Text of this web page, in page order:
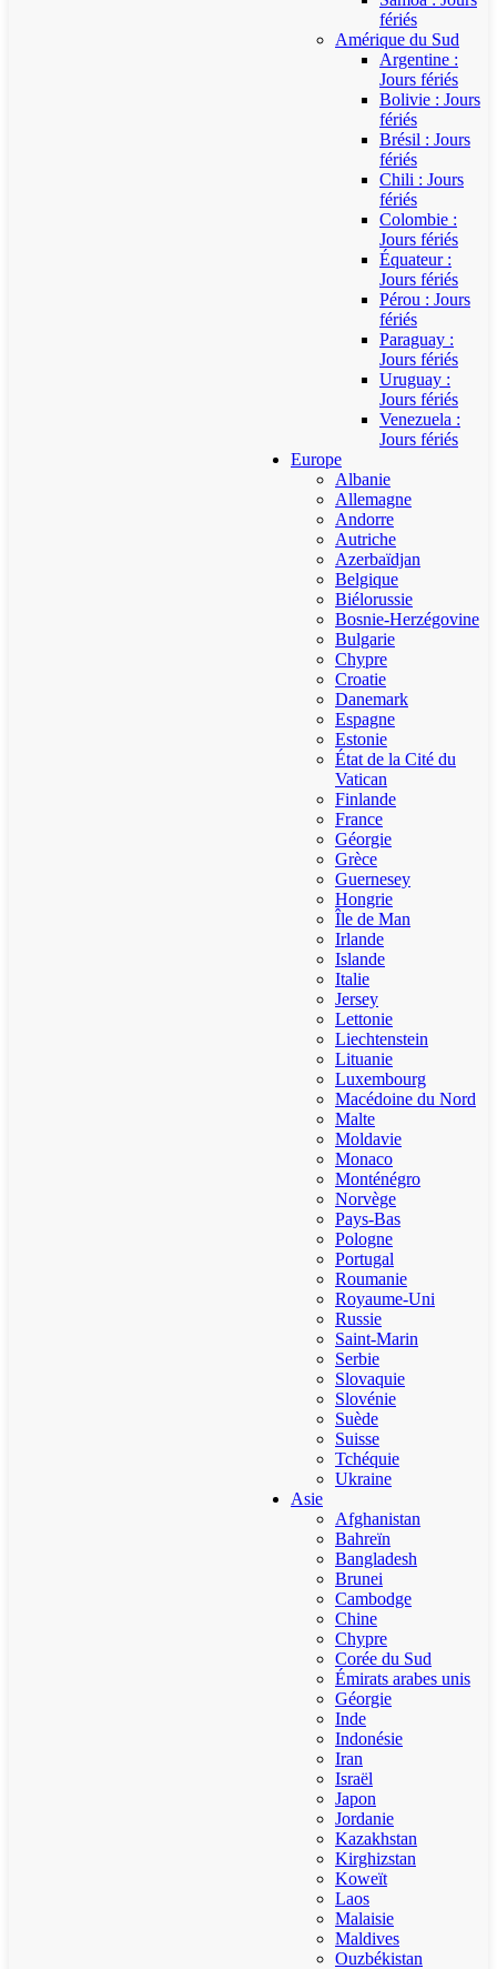
fériés
Amérique du Sud
Argentine :
Jours fériés
Bolivie : Jours
fériés
Brésil : Jours
fériés
Chili : Jours
fériés
Colombie :
Jours fériés
Équateur :
Jours fériés
Pérou : Jours
fériés
Paraguay :
Jours fériés
Uruguay :
Jours fériés
Venezuela :
Jours fériés
Europe
Albanie
Allemagne
Andorre
Autriche
Azerbaïdjan
Belgique
Biélorussie
Bosnie-Herzégovine
Bulgarie
Chypre
Croatie
Danemark
Espagne
Estonie
État de la Cité du
Vatican
Finlande
France
Géorgie
Grèce
Guernesey
Hongrie
Île de Man
Irlande
Islande
Italie
Jersey
Lettonie
Liechtenstein
Lituanie
Luxembourg
Macédoine du Nord
Malte
Moldavie
Monaco
Monténégro
Norvège
Pays-Bas
Pologne
Portugal
Roumanie
Royaume-Uni
Russie
Saint-Marin
Serbie
Slovaquie
Slovénie
Suède
Suisse
Tchéquie
Ukraine
Asie
Afghanistan
Bahreïn
Bangladesh
Brunei
Cambodge
Chine
Chypre
Corée du Sud
Émirats arabes unis
Géorgie
Inde
Indonésie
Iran
Israël
Japon
Jordanie
Kazakhstan
Kirghizstan
Koweït
Laos
Malaisie
Maldives
Ouzbékistan